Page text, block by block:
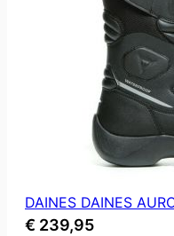
DAINES DAINES
€ 239,95